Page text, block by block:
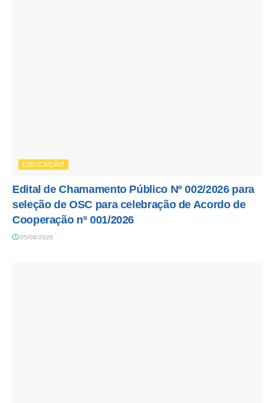
EDUCAÇÃO
Edital de Chamamento Público Nº 002/2026 para
seleção de OSC para celebração de Acordo de
Cooperação nº 001/2026
05/08/2026